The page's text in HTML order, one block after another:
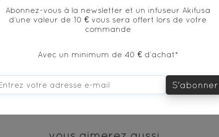
rooibos vert, orange, verveine, feuilles de murier,
et noires, framboises / Apple, natural flavor, green
raspberry leaves, flowers, cranberries, red and
Abonnez-vous à la newsletter et un infuseur Akifusa
d’une valeur de 10 € vous sera offert lors de votre
commande
Avec un minimum de 40 € d’achat*
S'abonner